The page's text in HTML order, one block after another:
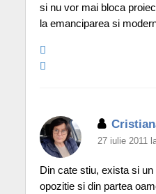
si nu vor mai bloca
la emanciparea si
27 iulie 2011
Din cate stiu, exista si
opozitie si din partea